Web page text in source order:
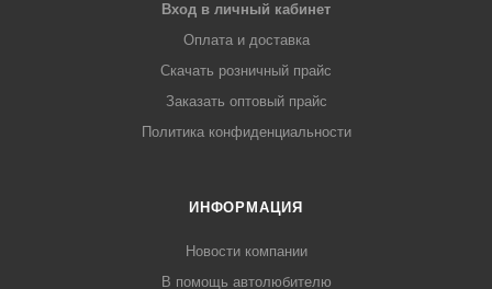
Вход в личный кабинет
Оплата и доставка
Скачать розничный прайс
Заказать оптовый прайс
Политика конфиденциальности
ИНФОРМАЦИЯ
Новости компании
В помощь автолюбителю